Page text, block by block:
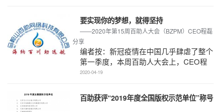
要实现你的梦想，就得坚持
——2020年第15周百助人大会（BZPM）CEO程磊
分享
编者按：新冠疫情在中国几乎肆虐了整个
第一季度，本周百助人大会上，CEO程
磊回顾了疫情期间的所见所闻所感，对那
2020-04-19
百助获评“2019年度全国版权示范单位”称号